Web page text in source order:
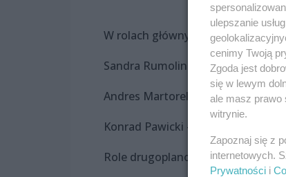
W rolach głównych:
Sandra Rumolino – Maria
Andres Martorell – Poeta
Konrad Pawicki – Duende
Role drugoplanowe: Maria
ulepszanie
cenimy Twoją
Zgoda jest
się w lewym
ale masz prawo
witrynie.
Zapoznaj się z
internetowych.
Prywatności i